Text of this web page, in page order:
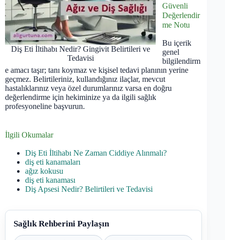
Diş Eti İltihabı Nedir? Gingivit Belirtileri ve
Tedavisi
Güvenli
Değerlendir
me Notu
Bu içerik
genel
bilgilendirm
e amacı taşır; tanı koymaz ve kişisel tedavi planının yerine
geçmez. Belirtileriniz, kullandığınız ilaçlar, mevcut
hastalıklarınız veya özel durumlarınız varsa en doğru
değerlendirme için hekiminize ya da ilgili sağlık
profesyoneline başvurun.
İlgili Okumalar
Diş Eti İltihabı Ne Zaman Ciddiye Alınmalı?
diş eti kanamaları
ağız kokusu
diş eti kanaması
Diş Apsesi Nedir? Belirtileri ve Tedavisi
Sağlık Rehberini Paylaşın